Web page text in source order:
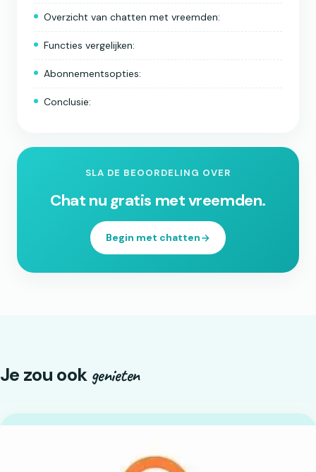
Overzicht van chatten met vreemden:
Functies vergelijken:
Abonnementsopties:
Conclusie:
SLA DE BEOORDELING OVER
Chat nu gratis met vreemden.
Begin met chatten
Je zou ook genieten